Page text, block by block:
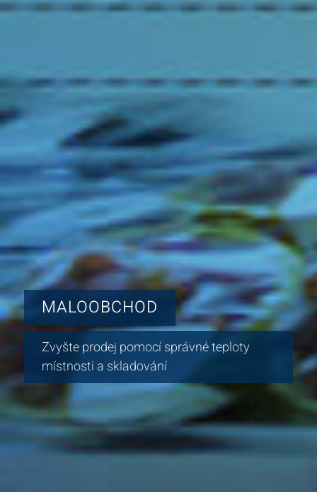
MALOOBCHOD
Zvyšte prodej pomocí správné teploty
místnosti a skladování